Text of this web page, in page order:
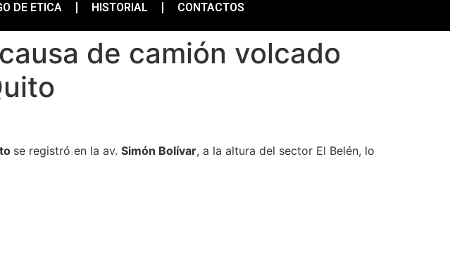
DE ETICA HISTORIAL CONTACTOS
de camión volcado
se registró en la av. Simón Bolívar, a la altura del sector El Belén, lo